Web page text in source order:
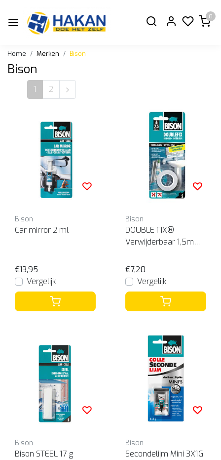
0
Home Merken Bison
Bison
1 2
Bison
Car mirror 2 ml
€13,95
Vergelijk
Bison
DOUBLE FIX®
Verwijderbaar 1,5m
€7,20
Vergelijk
Bison
Bison STEEL 17 g
Bison
Secondelijm Mini 3X1G